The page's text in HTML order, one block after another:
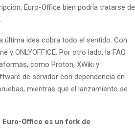
Euro-Office bien podría tratarse de
última idea cobra todo el sentido. Con
y ONLYOFFICE. Por otro lado, la FAQ
como Proton, XWiki y
de servidor con dependencia en
mientras que el lanzamiento se
Euro-Office es un fork de